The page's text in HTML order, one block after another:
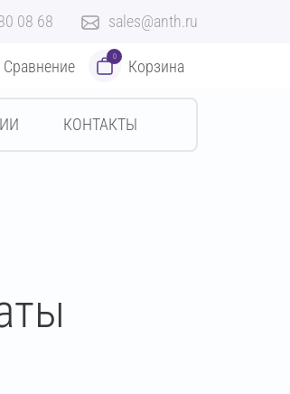
08 68 sales@anth.ru
Сравнение
0
Корзина
КОНТАКТЫ